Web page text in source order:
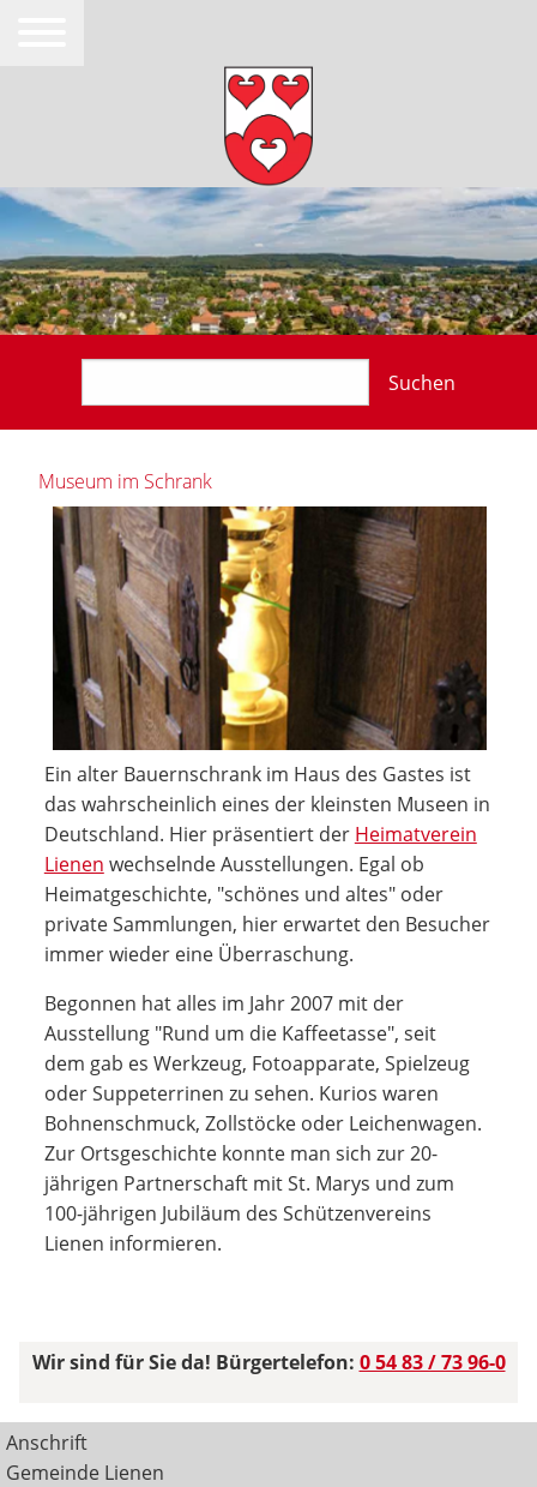
Suchen
Museum im Schrank
Ein alter Bauernschrank im Haus des Gastes ist
das wahrscheinlich eines der kleinsten Museen in
Deutschland. Hier präsentiert der Heimatverein
Lienen wechselnde Ausstellungen. Egal ob
Heimatgeschichte, "schönes und altes" oder
private Sammlungen, hier erwartet den Besucher
immer wieder eine Überraschung.
Begonnen hat alles im Jahr 2007 mit der
Ausstellung "Rund um die Kaffeetasse", seit
dem gab es Werkzeug, Fotoapparate, Spielzeug
oder Suppeterrinen zu sehen. Kurios waren
Bohnenschmuck, Zollstöcke oder Leichenwagen.
Zur Ortsgeschichte konnte man sich zur 20-
jährigen Partnerschaft mit St. Marys und zum
100-jährigen Jubiläum des Schützenvereins
Lienen informieren.
Wir sind für Sie da! Bürgertelefon: 0 54 83 / 73 96-0
Anschrift
Gemeinde Lienen